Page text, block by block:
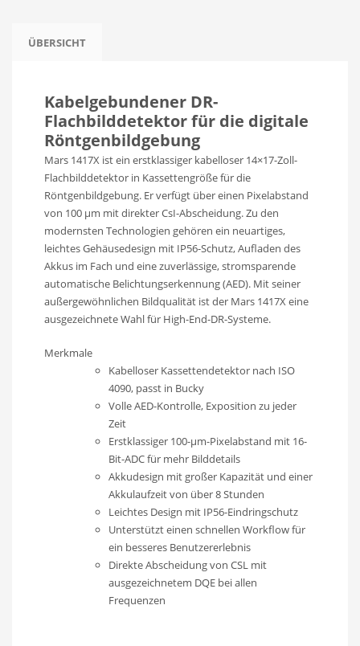
ÜBERSICHT
Kabelgebundener DR-
Flachbilddetektor für die digitale
Röntgenbildgebung
Mars 1417X ist ein erstklassiger kabelloser 14×17-Zoll-
Flachbilddetektor in Kassettengröße für die
Röntgenbildgebung. Er verfügt über einen Pixelabstand
von 100 μm mit direkter CsI-Abscheidung. Zu den
modernsten Technologien gehören ein neuartiges,
leichtes Gehäusedesign mit IP56-Schutz, Aufladen des
Akkus im Fach und eine zuverlässige, stromsparende
automatische Belichtungserkennung (AED). Mit seiner
außergewöhnlichen Bildqualität ist der Mars 1417X eine
ausgezeichnete Wahl für High-End-DR-Systeme.
Merkmale
Kabelloser Kassettendetektor nach ISO
4090, passt in Bucky
Volle AED-Kontrolle, Exposition zu jeder
Zeit
Erstklassiger 100-μm-Pixelabstand mit 16-
Bit-ADC für mehr Bilddetails
Akkudesign mit großer Kapazität und einer
Akkulaufzeit von über 8 Stunden
Leichtes Design mit IP56-Eindringschutz
Unterstützt einen schnellen Workflow für
ein besseres Benutzererlebnis
Direkte Abscheidung von CSL mit
ausgezeichnetem DQE bei allen
Frequenzen